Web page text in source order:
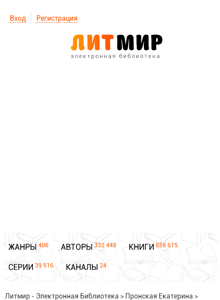
Вход Регистрация
ЖАНРЫ 406 АВТОРЫ 332 448 КНИГИ 858 615
СЕРИИ 39 516 КАНАЛЫ 24
Литмир - Электронная Библиотека > Пронская Екатерина >